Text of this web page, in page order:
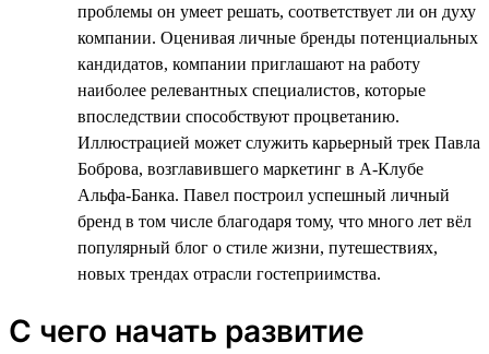
проблемы он умеет решать, соответствует ли он духу
компании. Оценивая личные бренды потенциальных
кандидатов, компании приглашают на работу
наиболее релевантных специалистов, которые
впоследствии способствуют процветанию.
Иллюстрацией может служить карьерный трек Павла
Боброва, возглавившего маркетинг в А-Клубе
Альфа-Банка. Павел построил успешный личный
бренд в том числе благодаря тому, что много лет вёл
популярный блог о стиле жизни, путешествиях,
новых трендах отрасли гостеприимства.
С чего начать развитие